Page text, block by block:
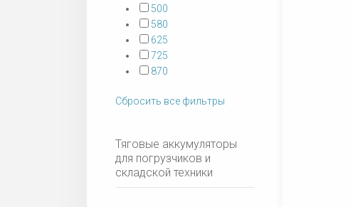
500
580
625
725
870
Сбросить все фильтры
Тяговые аккумуляторы
для погрузчиков и
складской техники